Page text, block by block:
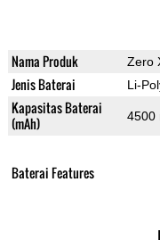
Nama Produk Zero
Jenis Baterai Li-
Kapasitas Baterai
(mAh)
4500
Baterai Features